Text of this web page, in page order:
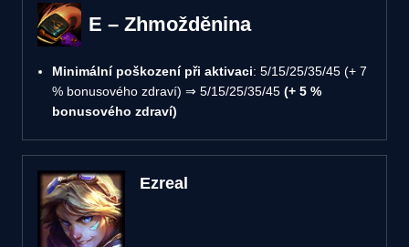
E – Zhmožděnina
Minimální poškození při aktivaci: 5/15/25/35/45 (+ 7
% bonusového zdraví) ⇒ 5/15/25/35/45 (+ 5 %
bonusového zdraví)
Ezreal